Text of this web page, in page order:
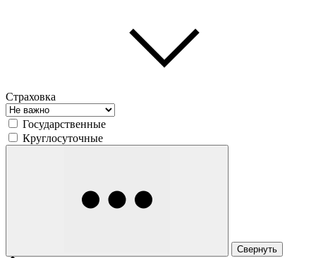
Страховка
Государственные
Круглосуточные
Свернуть